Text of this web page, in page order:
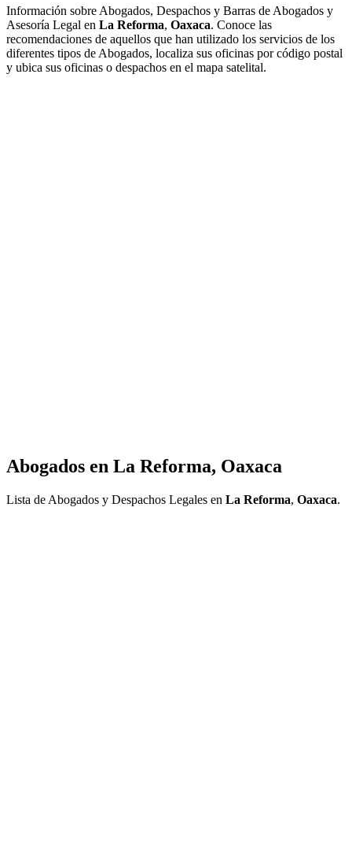
Información sobre Abogados, Despachos y Barras de Abogados y
Asesoría Legal en La Reforma, Oaxaca. Conoce las
recomendaciones de aquellos que han utilizado los servicios de los
diferentes tipos de Abogados, localiza sus oficinas por código postal
y ubica sus oficinas o despachos en el mapa satelital.
Abogados en La Reforma, Oaxaca
Lista de Abogados y Despachos Legales en La Reforma, Oaxaca.